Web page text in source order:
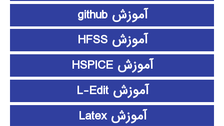
آموزش github
آموزش HFSS
آموزش HSPICE
آموزش L-Edit
آموزش Latex